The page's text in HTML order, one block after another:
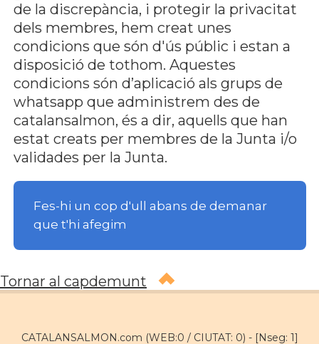
de la discrepància, i protegir la privacitat
dels membres, hem creat unes
condicions que són d'ús públic i estan a
disposició de tothom. Aquestes
condicions són d’aplicació als grups de
whatsapp que administrem des de
catalansalmon, és a dir, aquells que han
estat creats per membres de la Junta i/o
validades per la Junta.
Fes-hi un cop d'ull abans de demanar
que t'hi afegim
Tornar al capdemunt
CATALANSALMON.com (WEB:0 / CIUTAT: 0) - [Nseg: 1]